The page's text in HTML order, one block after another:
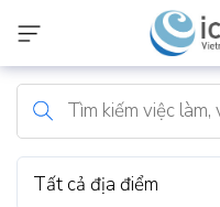
Tất cả địa điểm